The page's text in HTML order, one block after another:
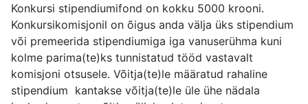
Konkursi stipendiumifond on kokku 5000 krooni.
Konkursikomisjonil on õigus anda välja üks stipendium
või premeerida stipendiumiga iga vanuserühma kuni
kolme parima(te)ks tunnistatud tööd vastavalt
komisjoni otsusele. Võitja(te)le määratud rahaline
stipendium kantakse võitja(te)le üle ühe nädala